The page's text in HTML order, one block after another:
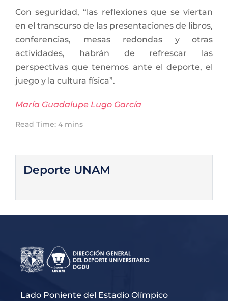
Con seguridad, “las reflexiones que se viertan
en el transcurso de las presentaciones de libros,
conferencias, mesas redondas y otras
actividades, habrán de refrescar las
perspectivas que tenemos ante el deporte, el
juego y la cultura física”.
María Guadalupe Lugo García
Read Time: 4 mins
Deporte UNAM
Lado Poniente del Estadio Olímpico